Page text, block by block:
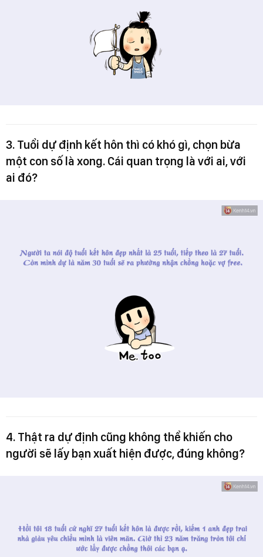
3. Tuổi dự định kết hôn thì có khó gì, chọn bừa
một con số là xong. Cái quan trọng là với ai, với
ai đó?
4. Thật ra dự định cũng không thể khiến cho
người sẽ lấy bạn xuất hiện được, đúng không?